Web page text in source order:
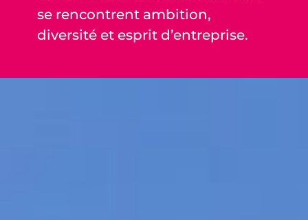
se rencontrent ambition,
diversité et esprit d’entreprise.